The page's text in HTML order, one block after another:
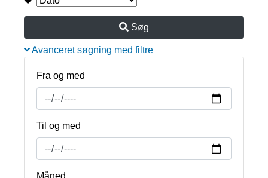
Søg
Avanceret søgning med filtre
Fra og med
Til og med
Måned